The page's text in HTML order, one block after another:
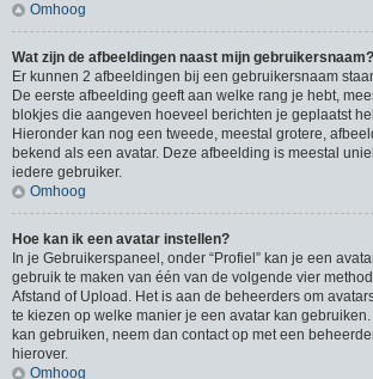
Omhoog
Wat zijn de afbeeldingen naast mijn gebruikersnaam?
Er kunnen 2 afbeeldingen bij een gebruikersnaam
De eerste afbeelding geeft aan welke rang je hebt,
blokjes die aangeven hoeveel berichten je geplaatst
Hieronder kan nog een tweede, meestal grotere,
bekend als een avatar. Deze afbeelding is meestal
iedere gebruiker.
Omhoog
Hoe kan ik een avatar instellen?
In je Gebruikerspaneel, onder “Profiel” kan je een
gebruik te maken van één van de volgende vier
Afstand of Upload. Het is aan de beheerders om
te kiezen op welke manier je een avatar kan
kan gebruiken, neem dan contact op met een
hierover.
Omhoog